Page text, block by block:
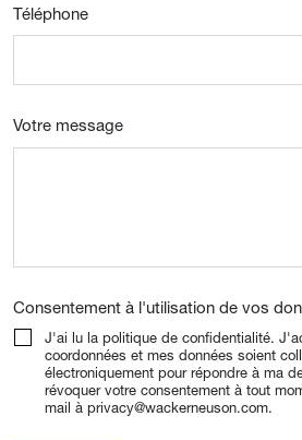
Téléphone
Votre message
Consentement à l'utilisation de vos
J'ai lu la politique de confidentialité.
coordonnées et mes données soient
électroniquement pour répondre à ma
révoquer votre consentement à tout
mail à privacy@wackerneuson.com.